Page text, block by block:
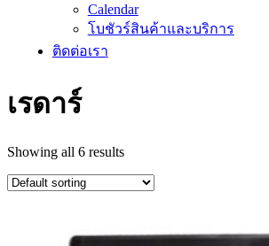
Calendar
โบชัวร์สินค้าและบริการ
ติดต่อเรา
เรดาร์
Showing all 6 results